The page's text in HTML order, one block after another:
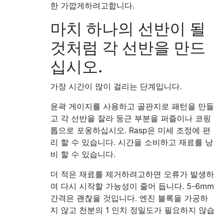
한 가깝게하려고합니다.
마치 하나의 선반이 될
것처럼 각 선반을 만드
십시오.
가장 시간이 많이 걸리는 단계입니다.
윤곽 게이지를 사용하고 골판지로 패턴을 만들
고 각 선반을 잘라 둥근 부분을 퍼즐이나 코핑
톱으로 포옹하십시오. Rasp은 미세 조정에 편
리 할 수 ​​있습니다. 시간을 소비하고 재료를 낭
비 할 수 있습니다.
더 적은 재료를 제거하려고하면 오류가 발생하
여 다시 시작할 가능성이 줄어 듭니다. 5-6mm
간격은 괜찮을 것입니다. 엔진 블록을 가공하
지 않고 천분의 1 인치 정밀도가 필요하지 않습